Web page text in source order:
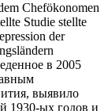
Chefökonomen
Studie stellte
der
в 2005
выявило
1930-ых годов и